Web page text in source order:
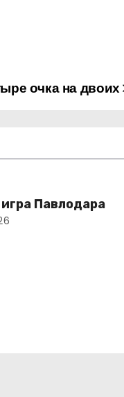
очка на двоих
Павлодара